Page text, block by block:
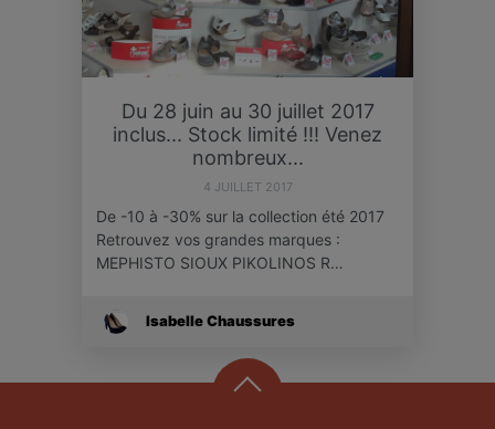
Du 28 juin au 30 juillet 2017
inclus... Stock limité !!! Venez
nombreux...
4 JUILLET 2017
De -10 à -30% sur la collection été 2017
Retrouvez vos grandes marques :
MEPHISTO SIOUX PIKOLINOS R…
Isabelle Chaussures